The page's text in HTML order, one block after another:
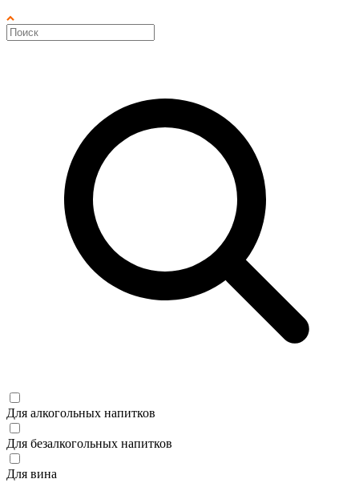
Для алкогольных напитков
Для безалкогольных напитков
Для вина